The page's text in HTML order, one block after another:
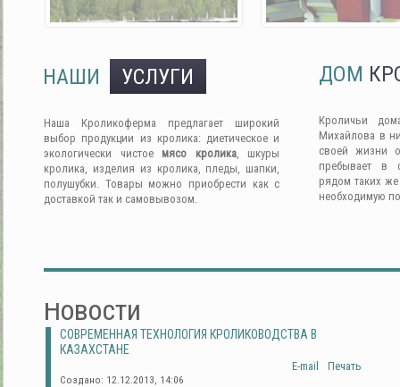
НАШИ УСЛУГИ
Наша Кроликоферма предлагает широкий
выбор продукции из кролика: диетическое и
экологически чистое мясо кролика, шкуры
кролика, изделия из кролика, пледы, шапки,
полушубки. Товары можно приобрести как с
доставкой так и самовывозом.
ДОМ
Кроличьи
Михайлова в
своей жизни
пребывает в
рядом таких
необходимую
Новости
СОВРЕМЕННАЯ ТЕХНОЛОГИЯ КРОЛИКОВОДСТВА В
КАЗАХСТАНЕ
Печать
E-mail
Создано: 12.12.2013, 14:06